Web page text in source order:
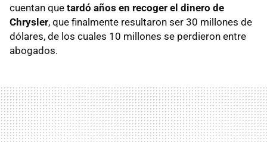
cuentan que tardó años en recoger el dinero de
Chrysler, que finalmente resultaron ser 30 millones de
dólares, de los cuales 10 millones se perdieron entre
abogados.